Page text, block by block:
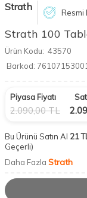
Strath Resmi
Strath 100
Ürün Kodu: 43570
Barkod:
Piyasa Fiyatı
2.090,00TL
Bu Ürünü Satın Al 21
Geçerli)
Daha Fazla Strath